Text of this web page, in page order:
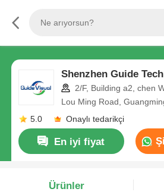
Shenzhen Guide
2/F, Building a2, chen
Lou Ming Road,
5.0
Onaylı tedarikçi
En iyi fiyat
Ürünler